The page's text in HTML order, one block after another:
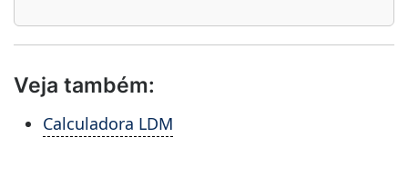
Veja também:
Calculadora LDM